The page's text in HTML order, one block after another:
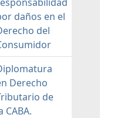
daños en el
del
Derecho
de
CABA.